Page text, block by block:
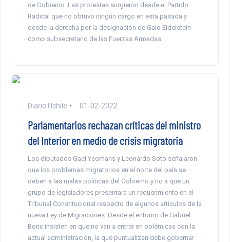
de Gobierno. Las protestas surgieron desde el Partido
Radical que no obtuvo ningún cargo en esta pasada y
desde la derecha por la designación de Galo Eidelstein
como subsecretario de las Fuerzas Armadas.
Diario Uchile 01-02-2022
Parlamentarios rechazan críticas del ministro
del Interior en medio de crisis migratoria
Los diputados Gael Yeomans y Leonardo Soto señalaron
que los problemas migratorios en el norte del país se
deben a las malas políticas del Gobierno y no a que un
grupo de legisladores presentara un requerimiento en el
Tribunal Constitucional respecto de algunos artículos de la
nueva Ley de Migraciones. Desde el entorno de Gabriel
Boric insisten en que no van a entrar en polémicas con la
actual administración, la que puntualizan debe gobernar